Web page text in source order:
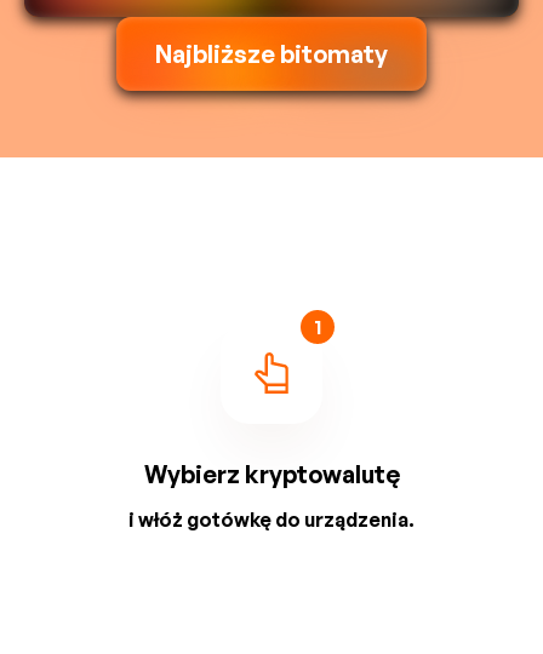
Najbliższe bitomaty
1
Wybierz kryptowalutę
i włóż gotówkę do urządzenia.